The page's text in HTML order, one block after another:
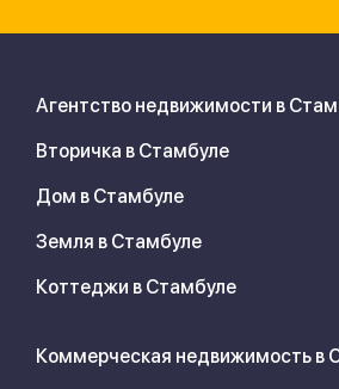
Агентство недвижимости в
Вторичка в Стамбуле
Дом в Стамбуле
Земля в Стамбуле
Коттеджи в Стамбуле
Коммерческая недвижимость в